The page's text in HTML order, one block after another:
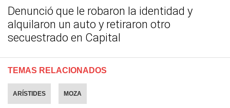
Denunció que le robaron la identidad y
alquilaron un auto y retiraron otro
secuestrado en Capital
TEMAS RELACIONADOS
ARÍSTIDES MOZA